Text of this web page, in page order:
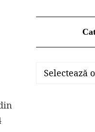
Categorii
Selectează
Categorii